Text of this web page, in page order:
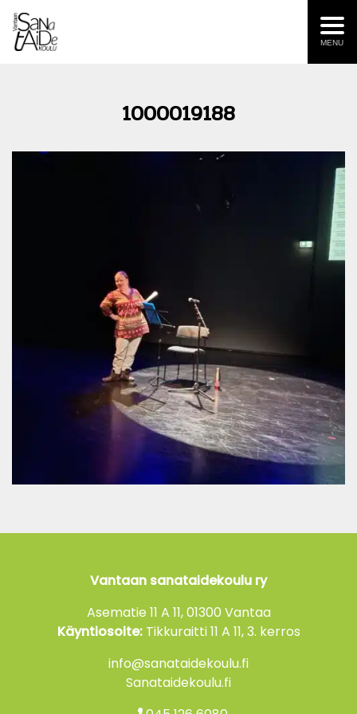
MENU
1000019188
Vantaan sanataidekoulu ry
Asematie 11 A 11, 01300 Vantaa
Käyntiosoite:Tikkuraitti 11 A 11, 3. kerros
info@sanataidekoulu.fi
Sanataidekoulu.fi